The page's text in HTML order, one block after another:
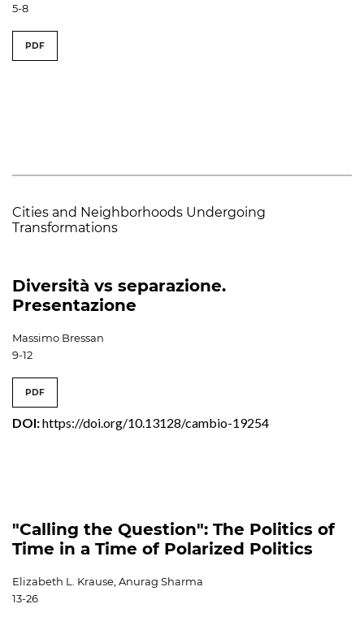
5-8
PDF
Cities and Neighborhoods Undergoing
Transformations
Diversità vs separazione.
Presentazione
Massimo Bressan
9-12
PDF
DOI:https://doi.org/10.13128/cambio-19254
"Calling the Question": The Politics of
Time in a Time of Polarized Politics
Elizabeth L. Krause, Anurag Sharma
13-26